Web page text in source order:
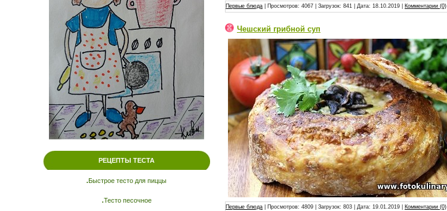
РЕЦЕПТЫ ТЕСТА
. Быстрое тесто для пиццы
.Тесто песочное
Первые блюда | Просмотров: 4067 | Загрузок: 841 | Дата: 18.10.2019 Комментарии (0)
Чешский грибной суп
Первые блюда | Просмотров: 4809 | Загрузок: 803 | Дата: 19.01.2019 Комментарии (0)